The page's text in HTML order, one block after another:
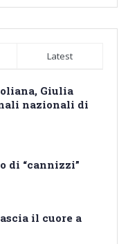
Latest
Giulia
nazionali di
di “cannizzi”
il cuore a